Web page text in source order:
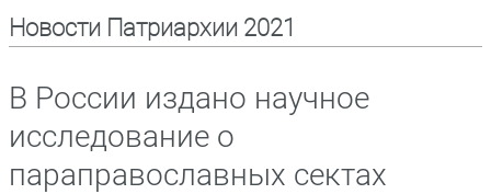
Новости Патриархии 2021
В России издано научное
исследование о
параправославных сектах